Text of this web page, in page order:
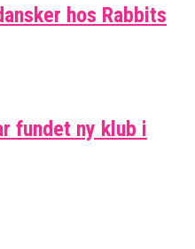
hos Rabbits
fundet ny klub i